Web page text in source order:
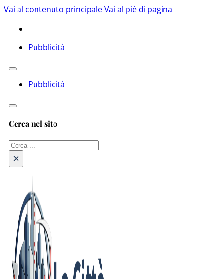
Vai al contenuto principaleVai al piè di pagina
Pubblicità
Pubblicità
Cerca nel sito
Cerca
×